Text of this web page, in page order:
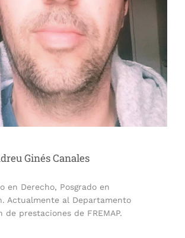
Ginés Canales
en Derecho, Posgrado en
Actualmente al Departamento
de prestaciones de FREMAP.